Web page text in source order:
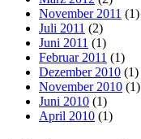
November 2011 (1)
Juli 2011 (2)
Juni 2011 (1)
Februar 2011 (1)
Dezember 2010 (1)
November 2010 (1)
Juni 2010 (1)
April 2010 (1)